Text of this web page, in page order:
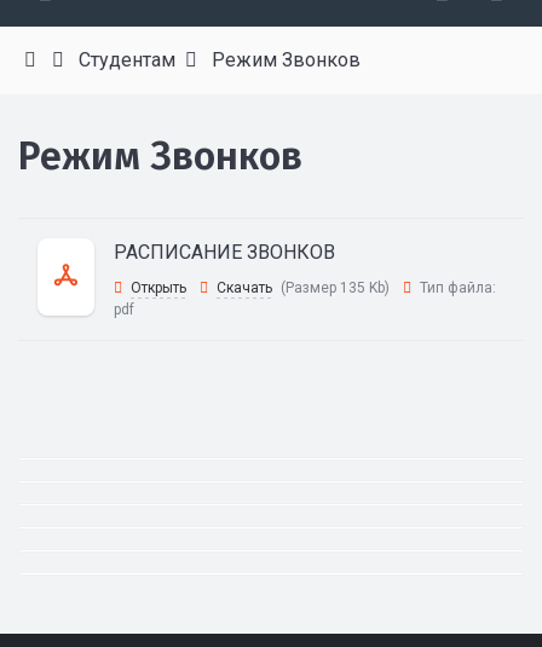
Студентам Режим Звонков
Режим Звонков
РАСПИСАНИЕ ЗВОНКОВ
Открыть Скачать (Размер 135 Kb)
Тип файла:
pdf